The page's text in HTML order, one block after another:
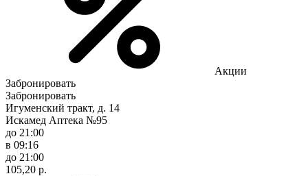
Акции
Забронировать
Забронировать
Игуменский тракт, д. 14
Искамед Аптека №95
до 21:00
в 09:16
до 21:00
105,20 р.